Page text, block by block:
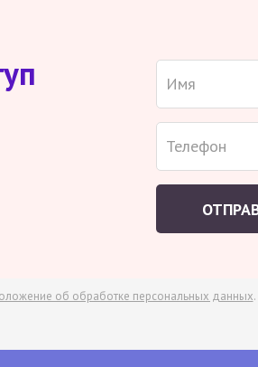
об обработке персональных данных.